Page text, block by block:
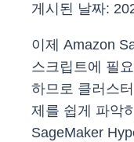
게시된 날짜:
이제 Amazon
스크립트에 필
하므로 클러스
제를 쉽게 파악
SageMaker